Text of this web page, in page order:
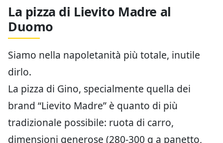
La pizza di Lievito Madre al
Duomo
Siamo nella napoletanità più totale, inutile
dirlo.
La pizza di Gino, specialmente quella dei
brand “Lievito Madre” è quanto di più
tradizionale possibile: ruota di carro,
dimensioni generose (280-300 g a panetto,